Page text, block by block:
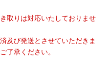
取りは対応いたしておりませ
及び発送とさせていただきま
了承ください。